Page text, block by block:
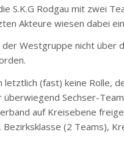
S.K.G Rodgau mit zwei
Akteure wiesen dabei
der Westgruppe nicht
(fast) keine Rolle,
Sechser-
auf Kreisebene
(2 Teams),